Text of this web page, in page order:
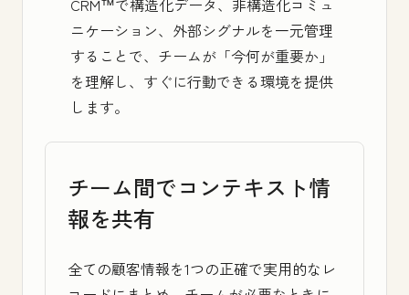
CRM™で構造化データ、非構造化コミュ
ニケーション、外部シグナルを一元管理
することで、チームが「今何が重要か」
を理解し、すぐに行動できる環境を提供
します。
チーム間でコンテキスト情
報を共有
全ての顧客情報を1つの正確で実用的なレ